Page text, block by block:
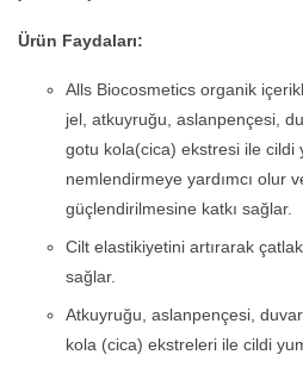
Ürün Faydaları:
Alls Biocosmetics organik
jel, atkuyruğu, aslanpençesi,
gotu kola(cica) ekstresi ile cildi
nemlendirmeye yardımcı olur
güçlendirilmesine katkı sağlar.
Cilt elastikiyetini artırarak
sağlar.
Atkuyruğu, aslanpençesi,
kola (cica) ekstreleri ile cildi